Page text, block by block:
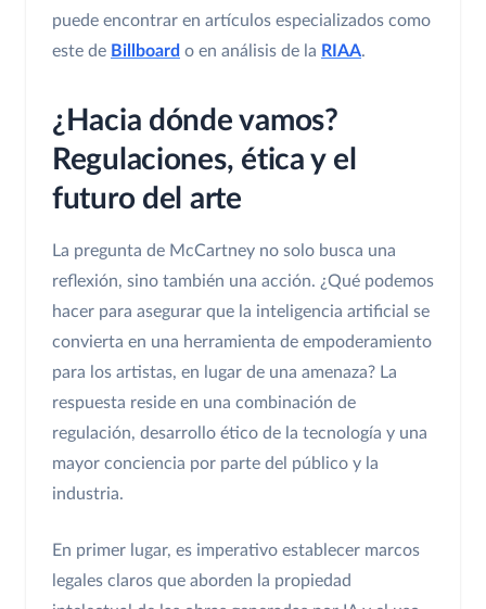
puede encontrar en artículos especializados como
este de Billboard o en análisis de la RIAA.
¿Hacia dónde vamos?
Regulaciones, ética y el
futuro del arte
La pregunta de McCartney no solo busca una
reflexión, sino también una acción. ¿Qué podemos
hacer para asegurar que la inteligencia artificial se
convierta en una herramienta de empoderamiento
para los artistas, en lugar de una amenaza? La
respuesta reside en una combinación de
regulación, desarrollo ético de la tecnología y una
mayor conciencia por parte del público y la
industria.
En primer lugar, es imperativo establecer marcos
legales claros que aborden la propiedad